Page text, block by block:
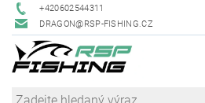
+420602544311
DRAGON@RSP-FISHING.CZ